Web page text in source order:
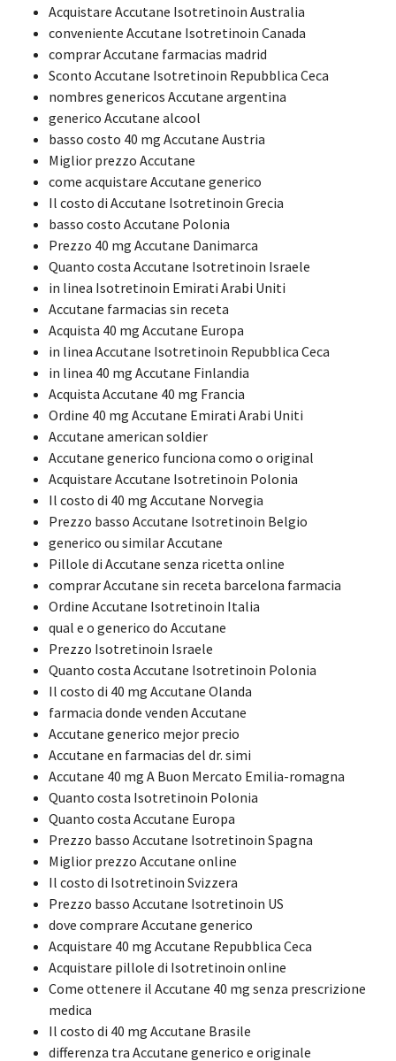
Acquistare Accutane Isotretinoin Australia
conveniente Accutane Isotretinoin Canada
comprar Accutane farmacias madrid
Sconto Accutane Isotretinoin Repubblica Ceca
nombres genericos Accutane argentina
generico Accutane alcool
basso costo 40 mg Accutane Austria
Miglior prezzo Accutane
come acquistare Accutane generico
Il costo di Accutane Isotretinoin Grecia
basso costo Accutane Polonia
Prezzo 40 mg Accutane Danimarca
Quanto costa Accutane Isotretinoin Israele
in linea Isotretinoin Emirati Arabi Uniti
Accutane farmacias sin receta
Acquista 40 mg Accutane Europa
in linea Accutane Isotretinoin Repubblica Ceca
in linea 40 mg Accutane Finlandia
Acquista Accutane 40 mg Francia
Ordine 40 mg Accutane Emirati Arabi Uniti
Accutane american soldier
Accutane generico funciona como o original
Acquistare Accutane Isotretinoin Polonia
Il costo di 40 mg Accutane Norvegia
Prezzo basso Accutane Isotretinoin Belgio
generico ou similar Accutane
Pillole di Accutane senza ricetta online
comprar Accutane sin receta barcelona farmacia
Ordine Accutane Isotretinoin Italia
qual e o generico do Accutane
Prezzo Isotretinoin Israele
Quanto costa Accutane Isotretinoin Polonia
Il costo di 40 mg Accutane Olanda
farmacia donde venden Accutane
Accutane generico mejor precio
Accutane en farmacias del dr. simi
Accutane 40 mg A Buon Mercato Emilia-romagna
Quanto costa Isotretinoin Polonia
Quanto costa Accutane Europa
Prezzo basso Accutane Isotretinoin Spagna
Miglior prezzo Accutane online
Il costo di Isotretinoin Svizzera
Prezzo basso Accutane Isotretinoin US
dove comprare Accutane generico
Acquistare 40 mg Accutane Repubblica Ceca
Acquistare pillole di Isotretinoin online
Come ottenere il Accutane 40 mg senza prescrizione
medica
Il costo di 40 mg Accutane Brasile
differenza tra Accutane generico e originale